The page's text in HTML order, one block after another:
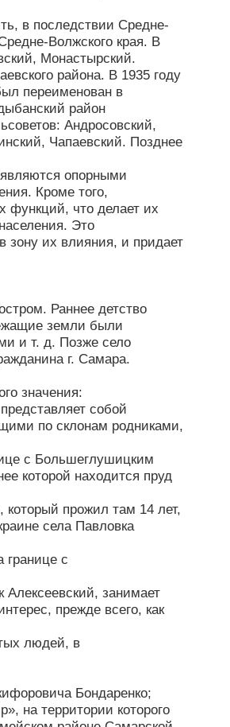
в последствии Средне-
Волжского края. В
Монастырский.
района. В 1935 году
переименован в
район
Андросовский,
Чапаевский. Позднее
опорными
Кроме того,
функций, что делает их
Это
зону их влияния, и придает
Раннее детство
земли были
и т. д. Позже село
г. Самара.
значения:
собой
по склонам родниками,
с Большеглушицким
которой находится пруд
прожил там 14 лет,
села Павловка
границе с
занимает
прежде всего, как
людей, в
Бондаренко;
на территории которого